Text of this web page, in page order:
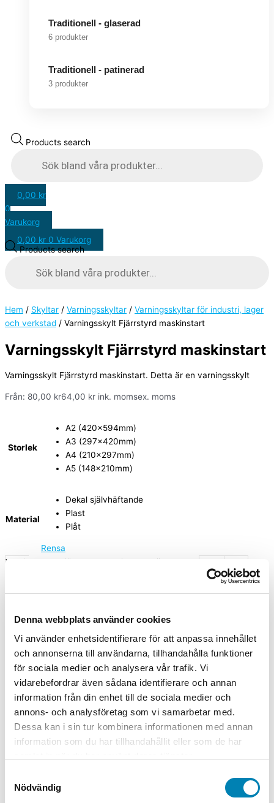
Denna webbplats använder cookies
Vi använder enhetsidentifierare för att anpassa innehållet
och annonserna till användarna, tillhandahålla funktioner
för sociala medier och analysera vår trafik. Vi
vidarebefordrar även sådana identifierare och annan
information från din enhet till de sociala medier och
annons- och analysföretag som vi samarbetar med.
Dessa kan i sin tur kombinera informationen med annan
information som du har tillhandahållit eller som de har
Nödvändig
Traditionell - glaserad
6 produkter
Traditionell - patinerad
3 produkter
Products search
0,00 kr
0
Varukorg
0,00 kr 0 Varukorg
Products search
Hem / Skyltar / Varningsskyltar / Varningsskyltar för industri, lager
och verkstad / Varningsskylt Fjärrstyrd maskinstart
Varningsskylt Fjärrstyrd maskinstart
Varningsskylt Fjärrstyrd maskinstart. Detta är en varningsskylt
Från: 80,00 kr64,00 kr ink. momsex. moms
Storlek
A2 (420x594mm)
A3 (297x420mm)
A4 (210x297mm)
A5 (148x210mm)
Material
Dekal självhäftande
Plast
Plåt
Rensa
Varningsskylt Fjärrstyrd maskinstart mängd +
Varningsskyltar,Varningsskyltar för industri, lager och verkstad
Storlek
A2 (420x594mm), A3 (297x420mm), A4 (210x297mm),
A5 (148x210mm)
Relaterade produkter
Arbetsmiljöskyltar
Varningsskylt Livsfarlig ledning